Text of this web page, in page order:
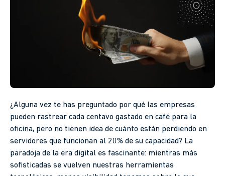
¿Alguna vez te has preguntado por qué las empresas
pueden rastrear cada centavo gastado en café para la
oficina, pero no tienen idea de cuánto están perdiendo en
servidores que funcionan al 20% de su capacidad? La
paradoja de la era digital es fascinante: mientras más
sofisticadas se vuelven nuestras herramientas